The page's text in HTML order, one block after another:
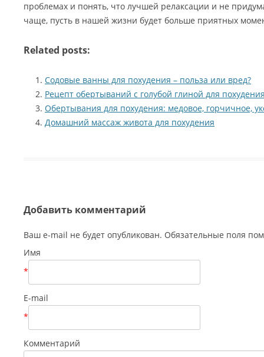
проблемах и понять, что лучшей релаксации и не
чаще, пусть в нашей жизни будет больше приятных
Related posts:
Содовые ванны для похудения – польза или вред?
Рецепт обертываний с голубой глиной для
Обертывания для похудения: медовое, горчичное,
Домашний массаж живота для похудения
Добавить комментарий
Ваш e-mail не будет опубликован. Обязательные поля
Имя
*
E-mail
*
Комментарий